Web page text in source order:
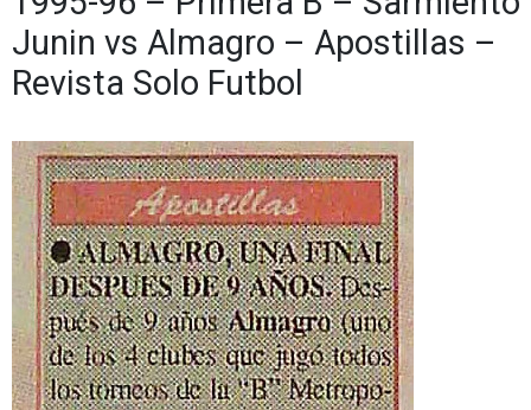
Junin vs Almagro – Apostillas –
Revista Solo Futbol